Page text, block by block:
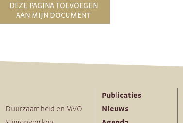
DEZE PAGINA TOEVOEGEN
AAN MIJN DOCUMENT
Duurzaamheid en MVO
Publicaties
Nieuws